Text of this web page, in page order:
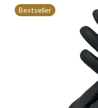
Bestseller